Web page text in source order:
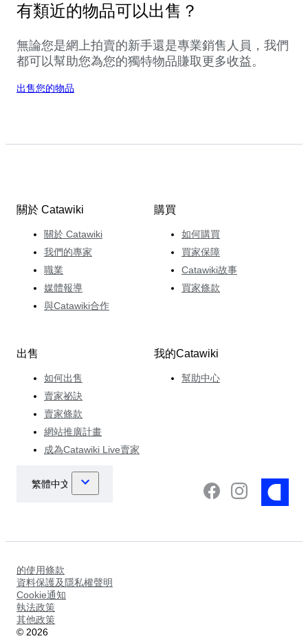
有類近的物品可以出售？
無論您是網上拍賣的新手還是專業銷售人員，我們
都可以幫助您為您的獨特物品賺取更多收益。
出售您的物品
關於 Catawiki
關於 Catawiki
我們的專家
職業
媒體報導
與Catawiki合作
購買
如何購買
買家保障
Catawiki故事
買家條款
出售
如何出售
賣家祕訣
賣家條款
網站推廣計畫
成為Catawiki Live賣家
我的Catawiki
幫助中心
的使用條款
資料保護及隱私權聲明
Cookie通知
執法政策
其他政策
© 2026